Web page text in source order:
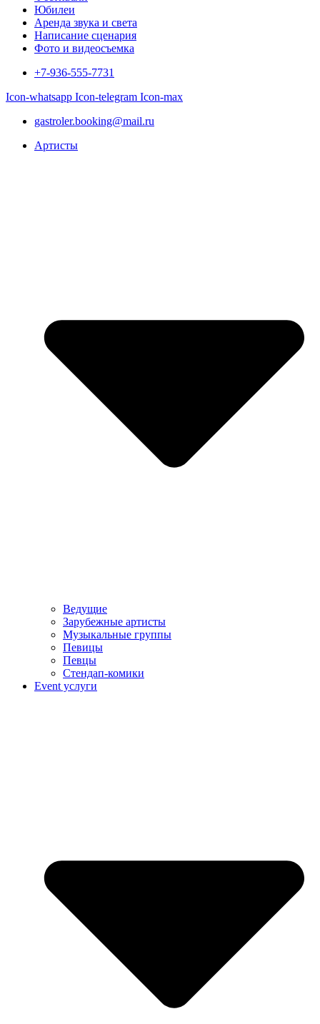
Юбилеи
Аренда звука и света
Написание сценария
Фото и видеосъемка
+7-936-555-7731
Icon-whatsapp Icon-telegram Icon-max
gastroler.booking@mail.ru
Артисты
Ведущие
Зарубежные артисты
Музыкальные группы
Певицы
Певцы
Стендап-комики
Event услуги